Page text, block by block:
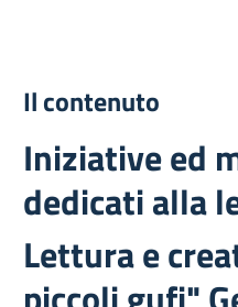
Il contenuto
Iniziative ed
dedicati alla
Lettura e